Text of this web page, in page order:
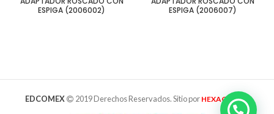
ESPIGA (2006002)
ESPIGA (2006007)
EDCOMEX 2019 Derechos Reservados. Sitio por HEXAGRAMA